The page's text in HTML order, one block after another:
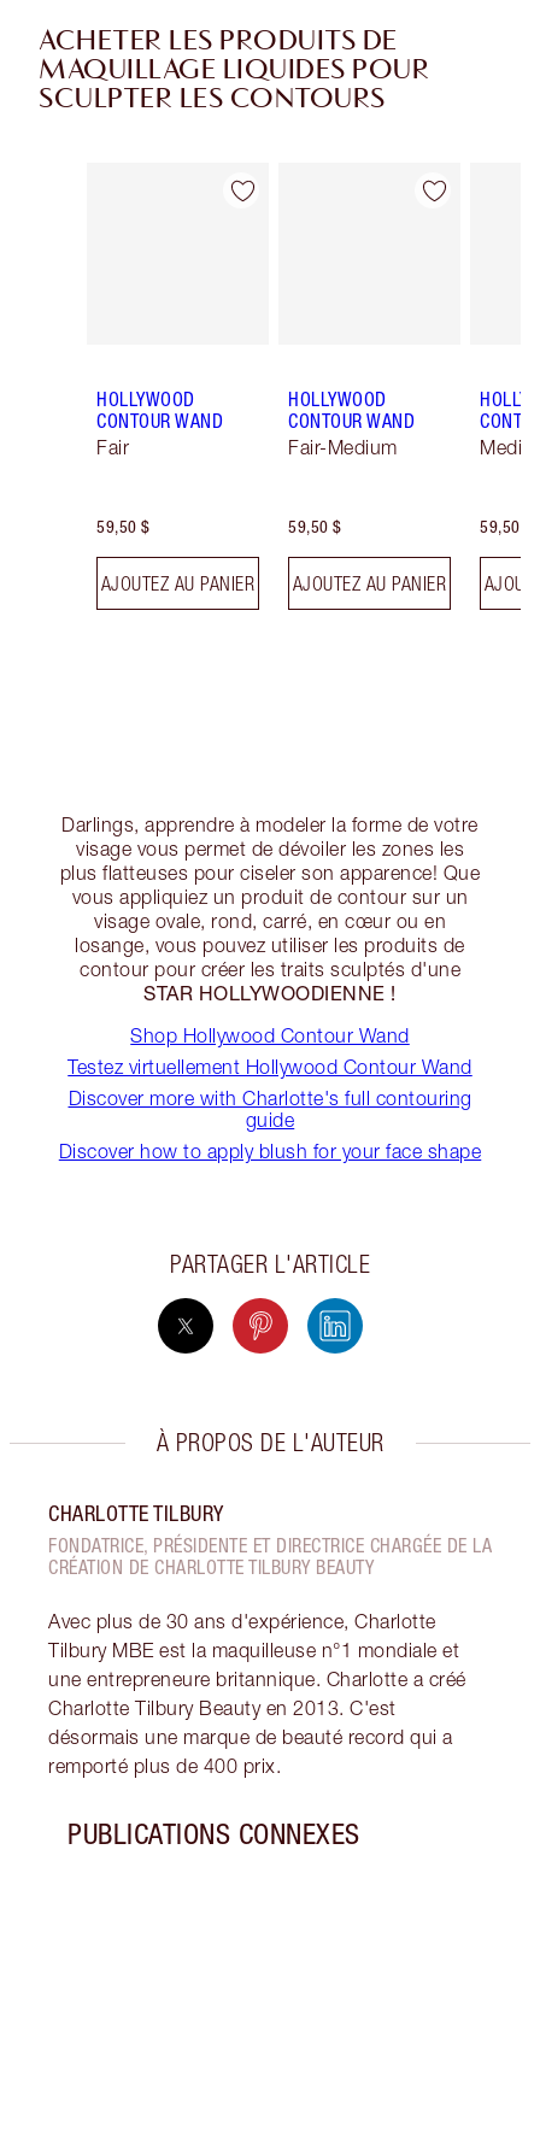
ACHETER LES PRODUITS DE
MAQUILLAGE LIQUIDES POUR
SCULPTER LES CONTOURS
Article 1 sur 11
HOLLYWOOD
CONTOUR WAND
Fair
59,50 $
AJOUTEZ AU PANIER
Article 2 sur 11
HOLLYWOOD
CONTOUR WAND
Fair-Medium
59,50 $
AJOUTEZ AU PANIER
59,50 $
Darlings, apprendre à modeler la forme de votre
visage vous permet de dévoiler les zones les
plus flatteuses pour ciseler son apparence! Que
vous appliquiez un produit de contour sur un
visage ovale, rond, carré, en cœur ou en
losange, vous pouvez utiliser les produits de
contour pour créer les traits sculptés d'une
STAR HOLLYWOODIENNE !
Shop Hollywood Contour Wand
Testez virtuellement Hollywood Contour Wand
Discover more with Charlotte's full contouring
guide
Discover how to apply blush for your face shape
PARTAGER L'ARTICLE
À PROPOS DE L'AUTEUR
CHARLOTTE TILBURY
FONDATRICE, PRÉSIDENTE ET DIRECTRICE CHARGÉE DE LA
CRÉATION DE CHARLOTTE TILBURY BEAUTY
Avec plus de 30 ans d'expérience, Charlotte
Tilbury MBE est la maquilleuse n°1 mondiale et
une entrepreneure britannique. Charlotte a créé
Charlotte Tilbury Beauty en 2013. C'est
désormais une marque de beauté record qui a
remporté plus de 400 prix.
PUBLICATIONS CONNEXES